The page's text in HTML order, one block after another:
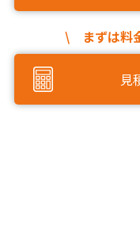
\ まずは料
見